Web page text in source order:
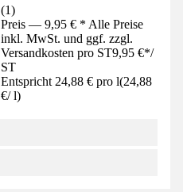
(1)
Preis — 9,95 € * Alle Preise
inkl. MwSt. und ggf. zzgl.
Versandkosten pro ST9,95 €*/
ST
Entspricht 24,88 € pro l(24,88
€/ l)